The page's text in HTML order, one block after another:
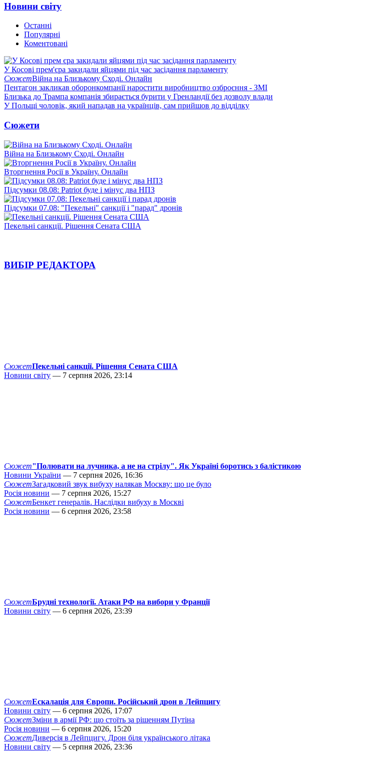
Новини світу
Останні
Популярні
Коментовані
У Косові прем'єра закидали яйцями під час засідання парламенту
СюжетВійна на Близькому Сході. Онлайн
Пентагон закликав оборонкомпанії наростити виробництво озброєння - ЗМІ
Близька до Трампа компанія збирається бурити у Гренландії без дозволу влади
У Польщі чоловік, який нападав на українців, сам прийшов до відділку
Сюжети
Війна на Близькому Сході. Онлайн
Вторгнення Росії в Україну. Онлайн
Підсумки 08.08: Patriot буде і мінус два НПЗ
Підсумки 07.08: "Пекельні" санкції і "парад" дронів
Пекельні санкції. Рішення Сената США
ВИБІР РЕДАКТОРА
СюжетПекельні санкції. Рішення Сената США
Новини світу — 7 серпня 2026, 23:14
Сюжет"Полювати на лучника, а не на стрілу". Як Україні боротись з балістикою
Новини України — 7 серпня 2026, 16:36
СюжетЗагадковий звук вибуху налякав Москву: що це було
Росія новини — 7 серпня 2026, 15:27
СюжетБенкет генералів. Наслідки вибуху в Москві
Росія новини — 6 серпня 2026, 23:58
СюжетБрудні технології. Атаки РФ на вибори у Франції
Новини світу — 6 серпня 2026, 23:39
СюжетЕскалація для Європи. Російський дрон в Лейпцигу
Новини світу — 6 серпня 2026, 17:07
СюжетЗміни в армії РФ: що стоїть за рішенням Путіна
Росія новини — 6 серпня 2026, 15:20
СюжетДиверсія в Лейпцигу. Дрон біля українського літака
Новини світу — 5 серпня 2026, 23:36